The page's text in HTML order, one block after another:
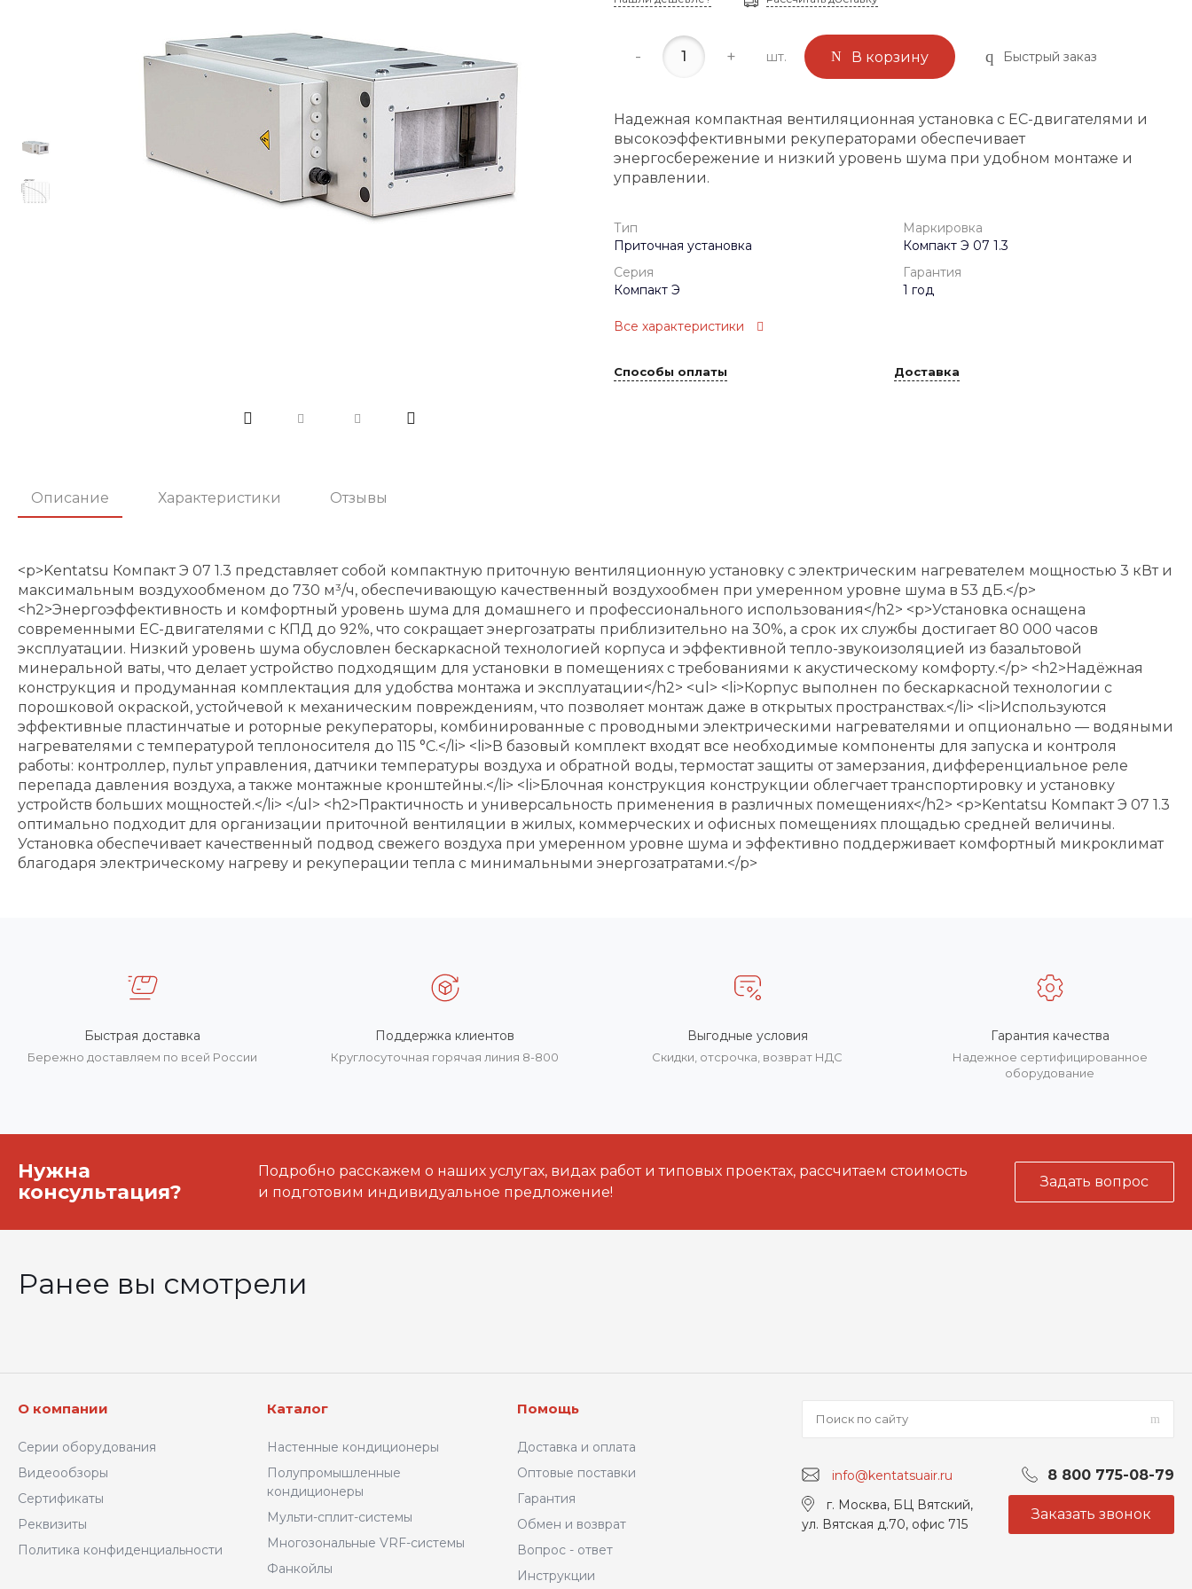
- + шт. В корзину Быстрый заказ
Надежная компактная вентиляционная установка с ЕС-двигателями и
высокоэффективными рекуператорами обеспечивает
энергосбережение и низкий уровень шума при удобном монтаже и
управлении.
Тип
Приточная установка
Маркировка
Компакт Э 07 1.3
Серия
Компакт Э
Гарантия
1 год
Все характеристики
Способы оплаты Доставка
Описание Характеристики Отзывы
<p>Kentatsu Компакт Э 07 1.3 представляет собой компактную приточную вентиляционную установку с электрическим нагревателем мощностью 3 кВт и
максимальным воздухообменом до 730 м³/ч, обеспечивающую качественный воздухообмен при умеренном уровне шума в 53 дБ.</p>
<h2>Энергоэффективность и комфортный уровень шума для домашнего и профессионального использования</h2> <p>Установка оснащена
современными ЕС-двигателями с КПД до 92%, что сокращает энергозатраты приблизительно на 30%, а срок их службы достигает 80 000 часов
эксплуатации. Низкий уровень шума обусловлен бескаркасной технологией корпуса и эффективной тепло-звукоизоляцией из базальтовой
минеральной ваты, что делает устройство подходящим для установки в помещениях с требованиями к акустическому комфорту.</p> <h2>Надёжная
конструкция и продуманная комплектация для удобства монтажа и эксплуатации</h2> <ul> <li>Корпус выполнен по бескаркасной технологии с
порошковой окраской, устойчевой к механическим повреждениям, что позволяет монтаж даже в открытых пространствах.</li> <li>Используются
эффективные пластинчатые и роторные рекуператоры, комбинированные с проводными электрическими нагревателями и опционально — водяными
нагревателями с температурой теплоносителя до 115 °С.</li> <li>В базовый комплект входят все необходимые компоненты для запуска и контроля
работы: контроллер, пульт управления, датчики температуры воздуха и обратной воды, термостат защиты от замерзания, дифференциальное реле
перепада давления воздуха, а также монтажные кронштейны.</li> <li>Блочная конструкция конструкции облегчает транспортировку и установку
устройств больших мощностей.</li> </ul> <h2>Практичность и универсальность применения в различных помещениях</h2> <p>Kentatsu Компакт Э 07 1.3
оптимально подходит для организации приточной вентиляции в жилых, коммерческих и офисных помещениях площадью средней величины.
Установка обеспечивает качественный подвод свежего воздуха при умеренном уровне шума и эффективно поддерживает комфортный микроклимат
благодаря электрическому нагреву и рекуперации тепла с минимальными энергозатратами.</p>
Быстрая доставка
Бережно доставляем по всей России
Поддержка клиентов
Круглосуточная горячая линия 8-800
Выгодные условия
Скидки, отсрочка, возврат НДС
Гарантия качества
Надежное сертифицированное
оборудование
Нужна
консультация?
Подробно расскажем о наших услугах, видах работ и типовых проектах, рассчитаем стоимость
и подготовим индивидуальное предложение!
Задать вопрос
Ранее вы смотрели
О компании
Серии оборудования
Видеообзоры
Сертификаты
Реквизиты
Политика конфиденциальности
Каталог
Настенные кондиционеры
Полупромышленные
кондиционеры
Мульти-сплит-системы
Многозональные VRF-системы
Фанкойлы
Помощь
Доставка и оплата
Оптовые поставки
Гарантия
Обмен и возврат
Вопрос - ответ
Инструкции
info@kentatsuair.ru 8 800 775-08-79
г. Москва, БЦ Вятский,
ул. Вятская д.70, офис 715
Заказать звонок